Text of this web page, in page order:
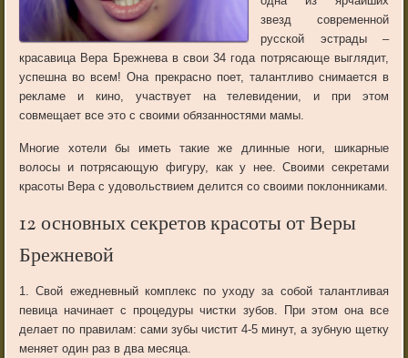
звезд современной
русской эстрады –
красавица Вера Брежнева в свои 34 года потрясающе выглядит,
успешна во всем! Она прекрасно поет, талантливо снимается в
рекламе и кино, участвует на телевидении, и при этом
совмещает все это с своими обязанностями мамы.
Многие хотели бы иметь такие же длинные ноги, шикарные
волосы и потрясающую фигуру, как у нее. Своими секретами
красоты Вера с удовольствием делится со своими поклонниками.
12 основных секретов красоты от Веры
Брежневой
1. Свой ежедневный комплекс по уходу за собой талантливая
певица начинает с процедуры чистки зубов. При этом она все
делает по правилам: сами зубы чистит 4-5 минут, а зубную щетку
меняет один раз в два месяца.